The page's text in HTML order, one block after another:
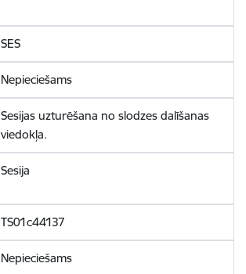
SES
Nepieciešams
Sesijas uzturēšana no slodzes dalīšanas
viedokļa.
Sesija
TS01c44137
Nepieciešams